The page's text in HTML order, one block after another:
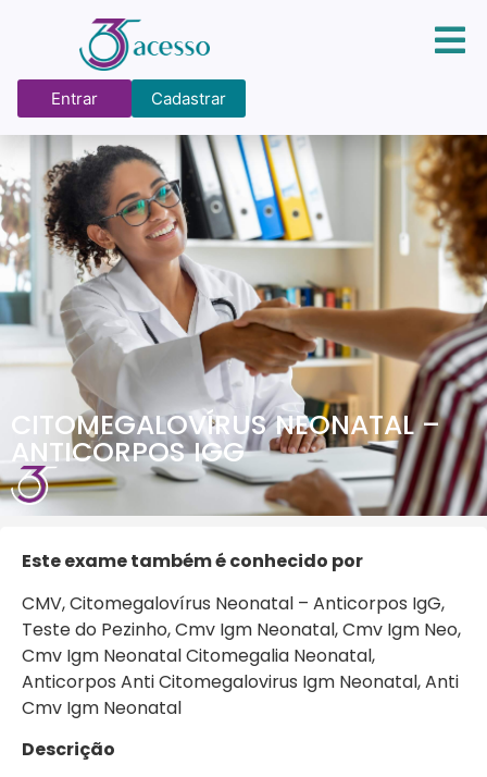
Entrar Cadastrar
CITOMEGALOVÍRUS NEONATAL –
ANTICORPOS IGG
Este exame também é conhecido por
CMV, Citomegalovírus Neonatal – Anticorpos IgG,
Teste do Pezinho, Cmv Igm Neonatal, Cmv Igm Neo,
Cmv Igm Neonatal Citomegalia Neonatal,
Anticorpos Anti Citomegalovirus Igm Neonatal, Anti
Cmv Igm Neonatal
Descrição